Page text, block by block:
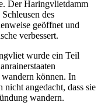
Der Haringvlietdamm
des
geöffnet und
verbessert.
wurde ein Teil
können. In
nicht angedacht, dass sie
wandern.